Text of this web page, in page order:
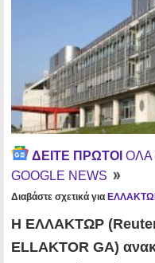
ΔΕΙΤΕ ΠΡΩΤΟΙ ΟΛΑ
GOOGLE NEWS
Διαβάστε σχετικά για
Η ΕΛΛΑΚΤΩΡ
ELLAKTOR GA)